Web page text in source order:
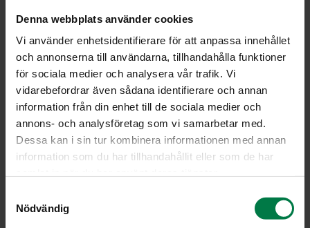
Denna webbplats använder cookies
Vi använder enhetsidentifierare för att anpassa innehållet
och annonserna till användarna, tillhandahålla funktioner
för sociala medier och analysera vår trafik. Vi
vidarebefordrar även sådana identifierare och annan
information från din enhet till de sociala medier och
annons- och analysföretag som vi samarbetar med.
Dessa kan i sin tur kombinera informationen med annan
information som du har tillhandahållit eller som de har
Nödvändig
Leikkaa possunliha paksuhkoiksi viipaleiksi ja paista
öljytilkassa pannulla hitaasti molemmin puolin. Lisää
sekaan lohkotut sipulit ja kookkaaksi paloiksi leikatut
paprikat ilman sisuksia.
Kypsennä käännellen, kunnes sipulit ovat kuullottuneet
ja siirrä pannu liedeltä. Kuullota puhtaalla pannulla
öljytilkassa hienonnetut valkosipulit ja muut kastikkeen
ainekset lukuun ottamatta suolapähkinöitä. Keitä
kastiketta hiljalleen noin 5 minuutin ajan.
maapähkinät sekä paprika-sipuli-porsaanlihaseos.
Sekoita ja anna kiehahtaa. Tarjoa pata keitetyn